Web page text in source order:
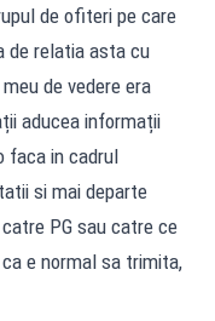
de ofiteri pe care
de relatia asta cu
de vedere era
aducea informații
faca in cadrul
si mai departe
PG sau catre ce
e normal sa trimita,